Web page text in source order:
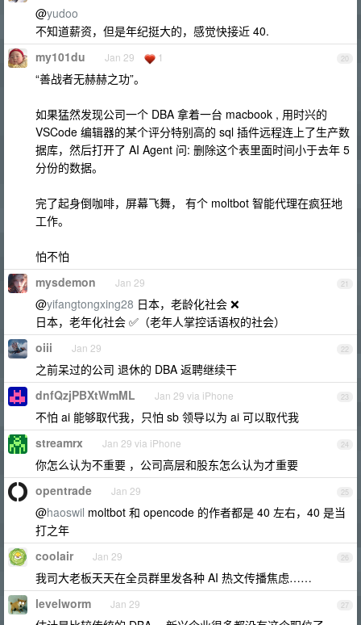
@yudoo
不知道薪资，但是年纪挺大的，感觉快接近 40.
20
my101du Jan 29 1
“善战者无赫赫之功”。
如果猛然发现公司一个 DBA 拿着一台 macbook , 用时兴的
VSCode 编辑器的某个评分特别高的 sql 插件远程连上了生产数
据库，然后打开了 AI Agent 问: 删除这个表里面时间小于去年 5
分份的数据。
完了起身倒咖啡，屏幕飞舞， 有个 moltbot 智能代理在疯狂地
工作。
怕不怕
21
mysdemon Jan 29
@yifangtongxing28 日本，老龄化社会 ❌
日本，老年化社会 ✅（老年人掌控话语权的社会）
22
oiii Jan 29
之前呆过的公司 退休的 DBA 返聘继续干
23
dnfQzjPBXtWmML Jan 29 via iPhone
不怕 ai 能够取代我，只怕 sb 领导以为 ai 可以取代我
24
streamrx Jan 29 via iPhone
你怎么认为不重要 ，公司高层和股东怎么认为才重要
25
opentrade Jan 29
@haoswil moltbot 和 opencode 的作者都是 40 左右，40 是当
打之年
26
coolair Jan 29
我司大老板天天在全员群里发各种 AI 热文传播焦虑……
27
levelworm Jan 29